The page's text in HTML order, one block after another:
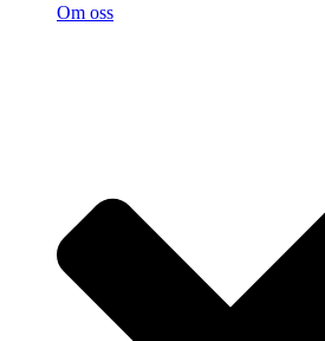
Om oss